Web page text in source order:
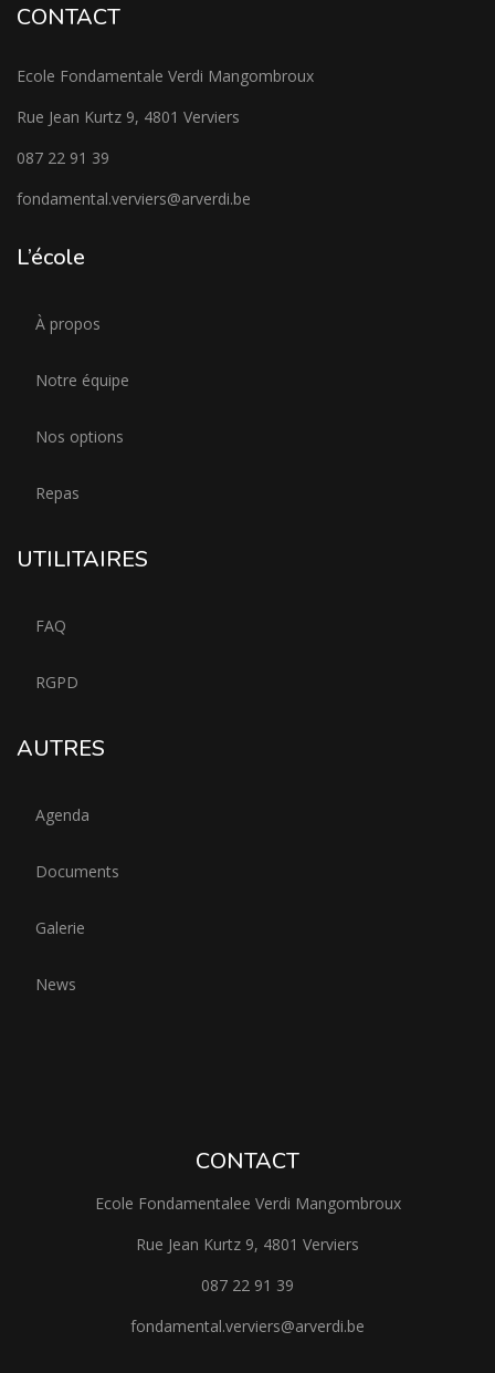
CONTACT
Ecole Fondamentale Verdi Mangombroux
Rue Jean Kurtz 9, 4801 Verviers
087 22 91 39
fondamental.verviers@arverdi.be
L’école
À propos
Notre équipe
Nos options
Repas
UTILITAIRES
FAQ
RGPD
AUTRES
Agenda
Documents
Galerie
News
CONTACT
Ecole Fondamentalee Verdi Mangombroux
Rue Jean Kurtz 9, 4801 Verviers
087 22 91 39
fondamental.verviers@arverdi.be